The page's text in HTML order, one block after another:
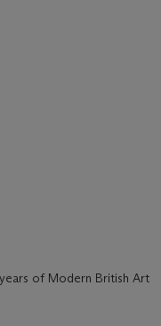
of Modern British Art